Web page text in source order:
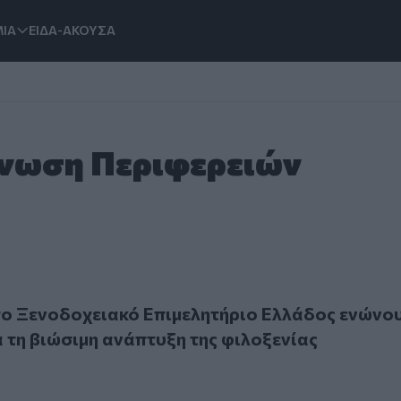
ΕΙΔΑ-ΑΚΟΥΣΑ
Περιφερειών
Επιμελητήριο Ελλάδος ενώνουν δυνάμεις για
Ξενοδοχειακό Επιμελητήριο Ελλάδος
τη βιώσιμη ανάπτυξη της φιλοξενίας